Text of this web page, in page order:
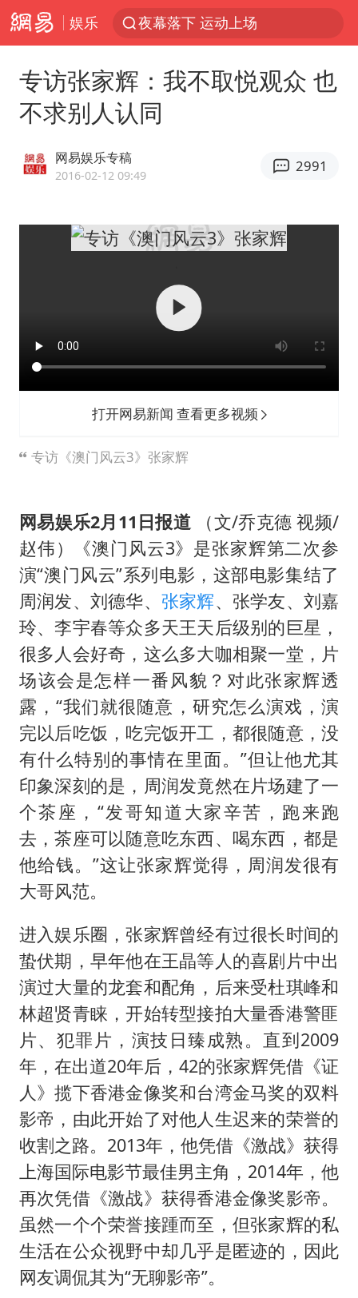
娱乐
夜幕落下 运动上场
美国将对多晶硅衍生品加征15%关税
改名后的“青海拉面”店
段绚竞因公牺牲 年仅44岁
谁是宇树科技背后大赢家
男子杀人后逃进深山21年活得像野人
“不建议大家买深色蛋糕”
公司“上四休三”但要降薪1000元
OpenAI为免费用户升级GPT-5.6 Luna
如何把百年大党建设得更加坚强有力？
专访张家辉：我不取悦观众 也
不求别人认同
网易娱乐专稿
2016-02-12 09:49
2991
打开网易新闻 查看更多视频
专访《澳门风云3》张家辉
网易娱乐2月11日报道 （文/乔克德 视频/
赵伟）《澳门风云3》是张家辉第二次参
演“澳门风云”系列电影，这部电影集结了
周润发、刘德华、 张家辉、张学友、刘嘉
玲、李宇春等众多天王天后级别的巨星，
很多人会好奇，这么多大咖相聚一堂，片
场该会是怎样一番风貌？对此张家辉透
露，“我们就很随意，研究怎么演戏，演
完以后吃饭，吃完饭开工，都很随意，没
有什么特别的事情在里面。”但让他尤其
印象深刻的是，周润发竟然在片场建了一
个茶座，“发哥知道大家辛苦，跑来跑
去，茶座可以随意吃东西、喝东西，都是
他给钱。”这让张家辉觉得，周润发很有
大哥风范。
进入娱乐圈，张家辉曾经有过很长时间的
蛰伏期，早年他在王晶等人的喜剧片中出
演过大量的龙套和配角，后来受杜琪峰和
林超贤青睐，开始转型接拍大量香港警匪
片、犯罪片，演技日臻成熟。直到2009
年，在出道20年后，42的张家辉凭借《证
人》揽下香港金像奖和台湾金马奖的双料
影帝，由此开始了对他人生迟来的荣誉的
收割之路。2013年，他凭借《激战》获得
上海国际电影节最佳男主角，2014年，他
再次凭借《激战》获得香港金像奖影帝。
虽然一个个荣誉接踵而至，但张家辉的私
生活在公众视野中却几乎是匿迹的，因此
网友调侃其为“无聊影帝”。